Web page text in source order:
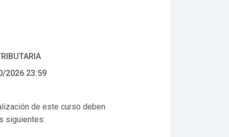
2026 23:59
de este curso deben
siguientes: